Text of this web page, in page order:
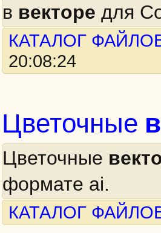
в векторе для
КАТАЛОГ
20:08:24
Цветочные
Цветочные
формате ai.
КАТАЛОГ